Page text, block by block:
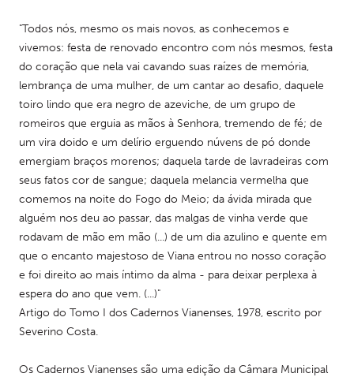
"Todos nós, mesmo os mais novos, as conhecemos e
vivemos: festa de renovado encontro com nós mesmos, festa
do coração que nela vai cavando suas raízes de memória,
lembrança de uma mulher, de um cantar ao desafio, daquele
toiro lindo que era negro de azeviche, de um grupo de
romeiros que erguia as mãos à Senhora, tremendo de fé; de
um vira doido e um delírio erguendo núvens de pó donde
emergiam braços morenos; daquela tarde de lavradeiras com
seus fatos cor de sangue; daquela melancia vermelha que
comemos na noite do Fogo do Meio; da ávida mirada que
alguém nos deu ao passar, das malgas de vinha verde que
rodavam de mão em mão (...) de um dia azulino e quente em
que o encanto majestoso de Viana entrou no nosso coração
e foi direito ao mais íntimo da alma - para deixar perplexa à
espera do ano que vem. (...)"
Artigo do Tomo I dos Cadernos Vianenses, 1978, escrito por
Severino Costa.
Os Cadernos Vianenses são uma edição da Câmara Municipal